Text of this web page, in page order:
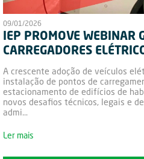
09/01/2026
IEP PROMOVE WEBINAR
CARREGADORES
A crescente adoção de veículos
instalação de pontos de
estacionamento de edifícios de
novos desafios técnicos, legais e
admi...
Ler mais